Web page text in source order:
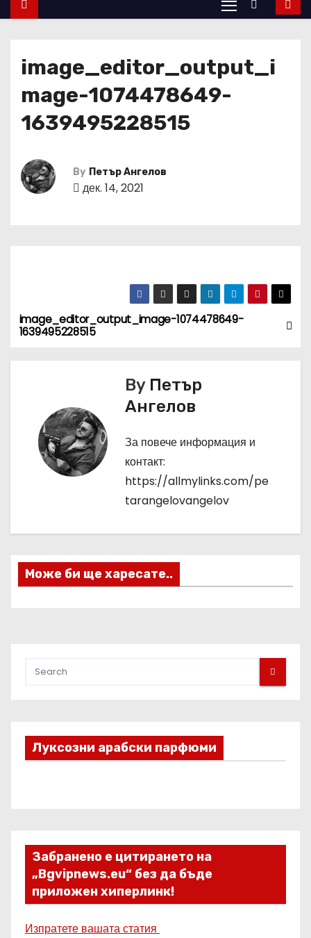
image_editor_output_i
mage-1074478649-
1639495228515
By Петър Ангелов
дек. 14, 2021
Н
а
и
я
image_editor_output_image-1074478649-
1639495228515
By Петър
Ангелов
За повече информация и
контакт:
https://allmylinks.com/pe
tarangelovangelov
Може би ще харесате..
Луксозни арабски парфюми
Забранено е цитирането на
„Bgvipnews.eu“ без да бъде
приложен хиперлинк!
Изпратете вашата статия